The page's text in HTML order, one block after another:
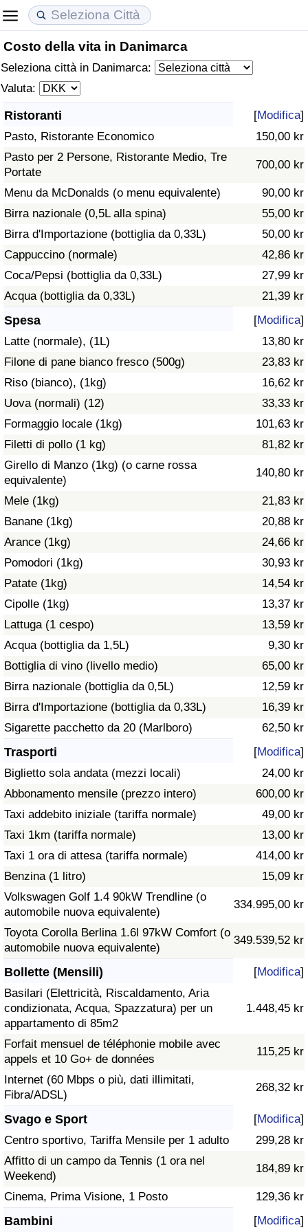
Costo della vita in Danimarca
Seleziona città in Danimarca:
Valuta:
Ristoranti [Modifica]
Pasto, Ristorante Economico
150,00 kr
Pasto per 2 Persone, Ristorante Medio, Tre
Portate
700,00 kr
Menu da McDonalds (o menu equivalente)
90,00 kr
Birra nazionale (0,5L alla spina)
55,00 kr
Birra d'Importazione (bottiglia da 0,33L)
50,00 kr
Cappuccino (normale)
42,86 kr
Coca/Pepsi (bottiglia da 0,33L)
27,99 kr
Acqua (bottiglia da 0,33L)
21,39 kr
Spesa [Modifica]
Latte (normale), (1L)
13,80 kr
Filone di pane bianco fresco (500g)
23,83 kr
Riso (bianco), (1kg)
16,62 kr
Uova (normali) (12)
33,33 kr
Formaggio locale (1kg)
101,63 kr
Filetti di pollo (1 kg)
81,82 kr
Girello di Manzo (1kg) (o carne rossa
equivalente)
140,80 kr
Mele (1kg)
21,83 kr
Banane (1kg)
20,88 kr
Arance (1kg)
24,66 kr
Pomodori (1kg)
30,93 kr
Patate (1kg)
14,54 kr
Cipolle (1kg)
13,37 kr
Lattuga (1 cespo)
13,59 kr
Acqua (bottiglia da 1,5L)
9,30 kr
Bottiglia di vino (livello medio)
65,00 kr
Birra nazionale (bottiglia da 0,5L)
12,59 kr
Birra d'Importazione (bottiglia da 0,33L)
16,39 kr
Sigarette pacchetto da 20 (Marlboro)
62,50 kr
Trasporti [Modifica]
Biglietto sola andata (mezzi locali)
24,00 kr
Abbonamento mensile (prezzo intero)
600,00 kr
Taxi addebito iniziale (tariffa normale)
49,00 kr
Taxi 1km (tariffa normale)
13,00 kr
Taxi 1 ora di attesa (tariffa normale)
414,00 kr
Benzina (1 litro)
15,09 kr
Volkswagen Golf 1.4 90kW Trendline (o
automobile nuova equivalente)
334.995,00 kr
Toyota Corolla Berlina 1.6l 97kW Comfort (o
automobile nuova equivalente)
349.539,52 kr
Bollette (Mensili) [Modifica]
Basilari (Elettricità, Riscaldamento, Aria
condizionata, Acqua, Spazzatura) per un
appartamento di 85m2
1.448,45 kr
Forfait mensuel de téléphonie mobile avec
appels et 10 Go+ de données
115,25 kr
Internet (60 Mbps o più, dati illimitati,
Fibra/ADSL)
268,32 kr
Svago e Sport [Modifica]
Centro sportivo, Tariffa Mensile per 1 adulto
299,28 kr
Affitto di un campo da Tennis (1 ora nel
Weekend)
184,89 kr
Cinema, Prima Visione, 1 Posto 129,36 kr
Bambini [Modifica]
Costo della vita
Indice Del Costo Della Vita (corrente)
Indice Del Costo Della Vita
Indice del Costo della Vita per Nazione
ad Aqaba
Prezzi degli immobili
Indice del Prezzo delle Case (Corrente)
Indice del Prezzo delle Case
Indice del Prezzo delle Case per Nazione
Qualità della Vita
Indice della Qualità della Vita
Indice della Qualità della Vita (Corrente)
Indice della qualità della vita per Paese
Criminalità
Indice del Tasso di Criminalità (Corrente)
Indice della Criminalità
Indice di criminalità per paese
Indice dell’Assistenza Sanitaria (Corrente)
Indice dell’Assistenza Sanitaria
Indice dell’Assistenza Sanitaria per
Nazione
Inquinamento
Indice dell’Inquinamento (Corrente)
Indice di inquinamento
Indice dell’Inquinamento per Nazione
Traffico
Indice del Traffico
Indice del traffico (Corrente)
Indice del traffico per Nazione